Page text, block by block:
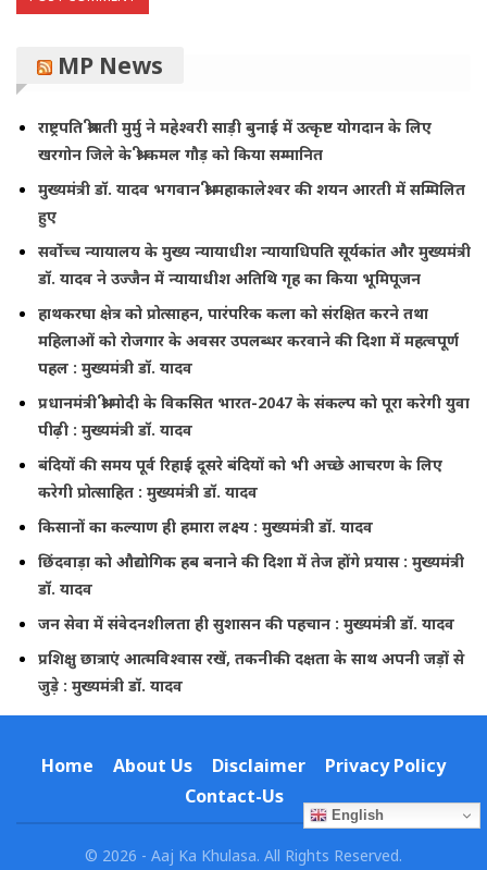
MP News
राष्ट्रपति श्रीमती मुर्मु ने महेश्वरी साड़ी बुनाई में उत्कृष्ट योगदान के लिए
खरगोन जिले के श्री कमल गौड़ को किया सम्मानित
मुख्यमंत्री डॉ. यादव भगवान श्री महाकालेश्‍वर की शयन आरती में सम्मिलित
हुए
सर्वोच्च न्यायालय के मुख्‍य न्‍यायाधीश न्यायाधिपति सूर्यकांत और मुख्यमंत्री
डॉ. यादव ने उज्जैन में न्यायाधीश अतिथि गृह का किया भूमिपूजन
हाथकरघा क्षेत्र को प्रोत्साहन, पारंपरिक कला को संरक्षित करने तथा
महिलाओं को रोजगार के अवसर उपलब्धर करवाने की दिशा में महत्वपूर्ण
पहल : मुख्यमंत्री डॉ. यादव
प्रधानमंत्री श्री मोदी के विकसित भारत-2047 के संकल्प को पूरा करेगी युवा
पीढ़ी : मुख्यमंत्री डॉ. यादव
बंदियों की समय पूर्व रिहाई दूसरे बंदियों को भी अच्छे आचरण के लिए
करेगी प्रोत्साहित : मुख्यमंत्री डॉ. यादव
किसानों का कल्याण ही हमारा लक्ष्य : मुख्यमंत्री डॉ. यादव
छिंदवाड़ा को औद्योगिक हब बनाने की दिशा में तेज होंगे प्रयास : मुख्यमंत्री
डॉ. यादव
जन सेवा में संवेदनशीलता ही सुशासन की पहचान : मुख्यमंत्री डॉ. यादव
प्रशिक्षु छात्राएं आत्मविश्वास रखें, तकनीकी दक्षता के साथ अपनी जड़ों से
जुड़े : मुख्यमंत्री डॉ. यादव
Home About Us Disclaimer
Privacy Policy
Contact-Us
English
© 2026 - Aaj Ka Khulasa. All Rights Reserved.